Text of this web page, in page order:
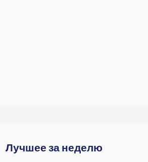
Лучшее за неделю